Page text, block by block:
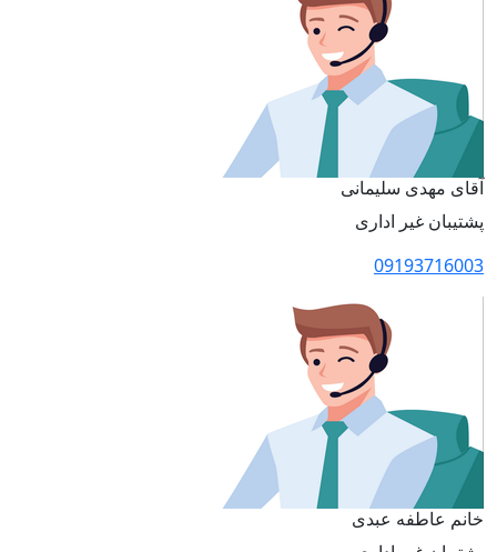
آقای مهدی سلیمانی
پشتیبان غیر اداری
09193716003
خانم عاطفه عبدی